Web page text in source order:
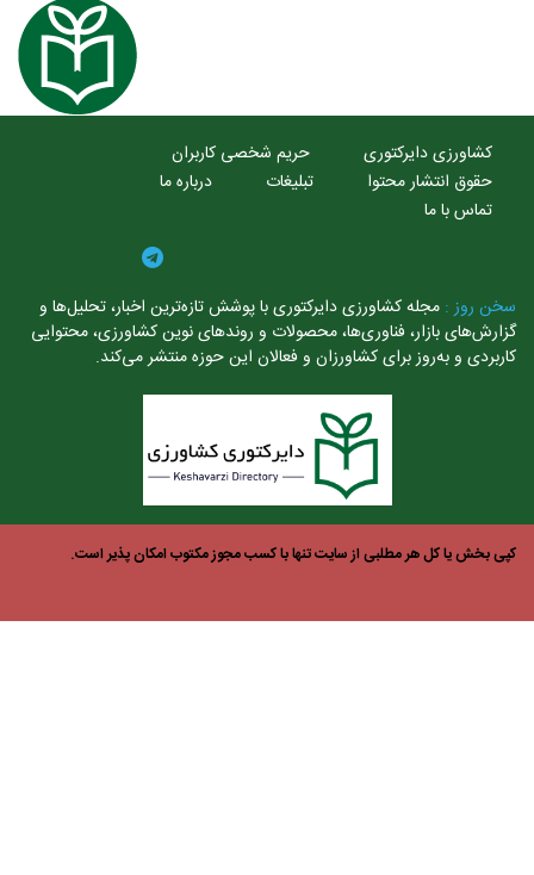
کشاورزی دایرکتوری
حریم شخصی کاربران
حقوق انتشار محتوا
تبلیغات
درباره ما
تماس با ما
روز :مجله کشاورزی دایرکتوری با پوشش تازه‌ترین اخبار، تحلیل‌ها و
بازار، فناوری‌ها، محصولات و روندهای نوین کشاورزی، محتوایی
و به‌روز برای کشاورزان و فعالان این حوزه منتشر می‌کند.
بخش یا کل هر مطلبی از سایت تنها با کسب مجوز مکتوب امکان پذیر است.